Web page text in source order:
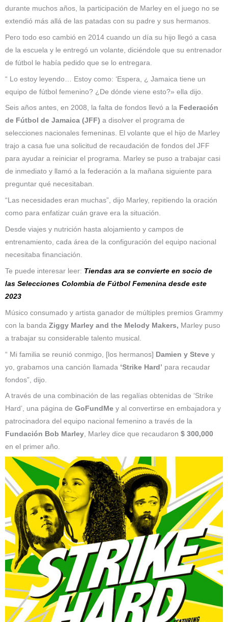
durante muchos años, la participación de Marley en el juego no se
extendió más allá de las patadas con su padre y sus hermanos.
Pero todo eso cambió en 2014 cuando un día su hijo llegó a casa
de la escuela y le entregó un volante, diciéndole que su entrenador
de fútbol le había pedido que se lo entregara.
“ Lo estoy leyendo… Estoy como: ‘Espera, ¿ Jamaica tiene un
equipo de fútbol femenino? ¿De dónde viene esto?» ella dijo.
Seis años antes, en 2008, la falta de fondos llevó a la Federación
de Fútbol de Jamaica (JFF) a disolver el programa de
selecciones nacionales femeninas. El volante que el hijo de Marley
trajo a casa fue una solicitud de recaudación de fondos del JFF
para ayudar a reiniciar el programa. Marley se puso a trabajar casi
de inmediato y llamó a la federación a la mañana siguiente para
preguntar qué necesitaban.
“Las necesidades eran muchas”, dijo Marley, repitiendo la oración
como para enfatizar cuán grave era la situación.
Desde viajes y nutrición hasta alojamiento y campos de
entrenamiento, cada área de la configuración del equipo nacional
necesitaba financiación.
Te puede interesar leer: Tiendas ara se convierte en socio de
las Selecciones Colombia de Fútbol Femenina desde este
2023
Músico consumado y artista ganador de múltiples premios Grammy
con la banda Ziggy Marley and the Melody Makers, Marley puso
a trabajar su considerable talento musical.
“ Mi familia se reunió conmigo, [los hermanos] Damien y Steve y
yo, grabamos una canción llamada ‘Strike Hard’ para recaudar
fondos”, dijo.
A través de una combinación de las regalías obtenidas de ‘Strike
Hard’, una página de GoFundMe y al convertirse en embajadora y
patrocinadora del equipo nacional femenino a través de la
Fundación Bob Marley, Marley dice que recaudaron $ 300,000
en el primer año.